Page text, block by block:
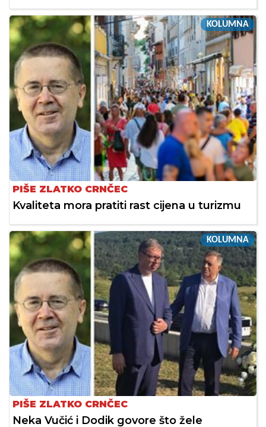
KOLUMNA
PIŠE ZLATKO CRNČEC
Kvaliteta mora pratiti rast cijena u turizmu
KOLUMNA
PIŠE ZLATKO CRNČEC
Neka Vučić i Dodik govore što žele